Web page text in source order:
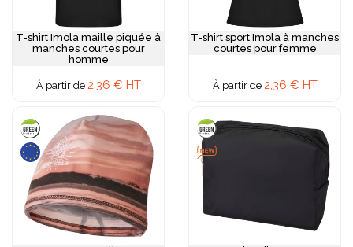
T-shirt Imola maille piquée à
manches courtes pour
homme
À partir de 2,36 € HT
T-shirt sport Imola à manches
courtes pour femme
À partir de 2,36 € HT